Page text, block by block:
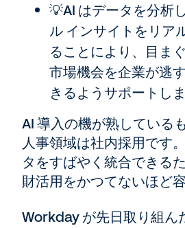
💡AI はデータを分析
ル インサイトをリア
ることにより、目ま
市場機会を企業が逃
きるようサポートしま
AI 導入の機が熟している
人事領域は社内採用です
タをすばやく統合できる
財活用をかつてないほど
Workday が先日取り組ん